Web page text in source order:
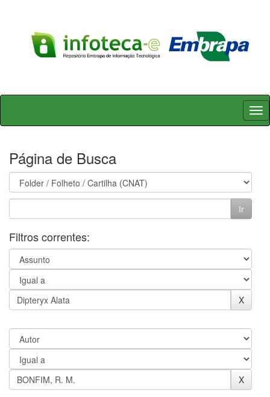
Skip
Página de Busca
Filtros correntes: